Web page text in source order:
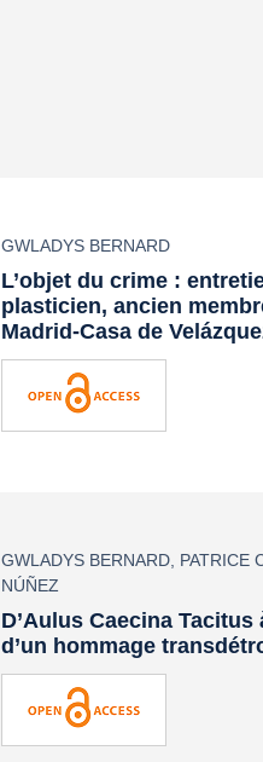
GWLADYS BERNARD
L’objet du crime :
plasticien, ancien
Madrid-Casa de
GWLADYS BERNARD PATRICE
NÚÑEZ
D’Aulus Caecina
d’un hommage